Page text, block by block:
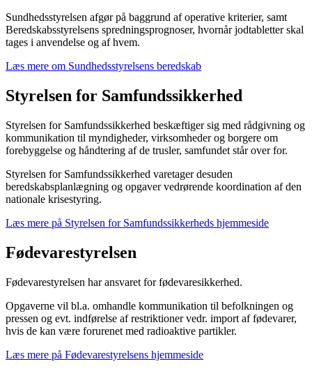
Sundhedsstyrelsen afgør på baggrund af operative kriterier, samt
Beredskabsstyrelsens spredningsprognoser, hvornår jodtabletter skal
tages i anvendelse og af hvem.
Læs mere om Sundhedsstyrelsens beredskab
Styrelsen for Samfundssikkerhed
Styrelsen for Samfundssikkerhed beskæftiger sig med rådgivning og
kommunikation til myndigheder, virksomheder og borgere om
forebyggelse og håndtering af de trusler, samfundet står over for.
Styrelsen for Samfundssikkerhed varetager desuden
beredskabsplanlægning og opgaver vedrørende koordination af den
nationale krisestyring.
Læs mere på Styrelsen for Samfundssikkerheds hjemmeside
Fødevarestyrelsen
Fødevarestyrelsen har ansvaret for fødevaresikkerhed.
Opgaverne vil bl.a. omhandle kommunikation til befolkningen og
pressen og evt. indførelse af restriktioner vedr. import af fødevarer,
hvis de kan være forurenet med radioaktive partikler.
Læs mere på Fødevarestyrelsens hjemmeside